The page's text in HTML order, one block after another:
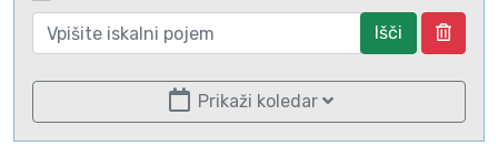
Išči
Prikaži koledar